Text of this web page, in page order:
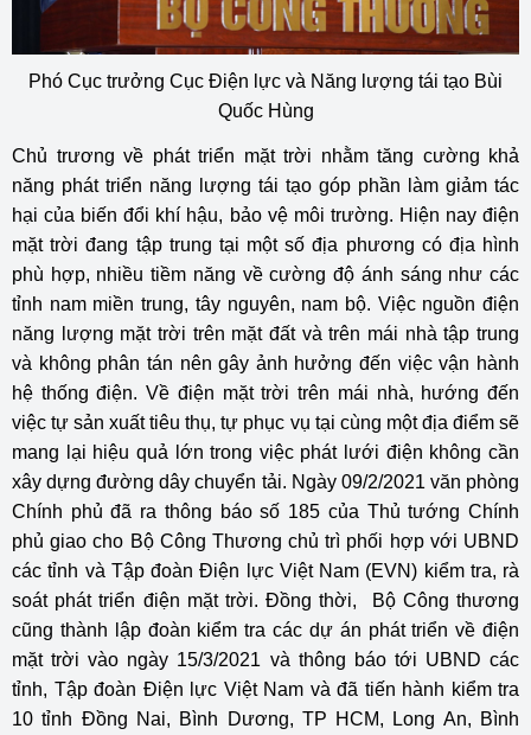
Phó Cục trưởng Cục Điện lực và Năng lượng tái tạo Bùi
Quốc Hùng
Chủ trương về phát triển mặt trời nhằm tăng cường khả
năng phát triển năng lượng tái tạo góp phần làm giảm tác
hại của biến đổi khí hậu, bảo vệ môi trường. Hiện nay điện
mặt trời đang tập trung tại một số địa phương có địa hình
phù hợp, nhiều tiềm năng về cường độ ánh sáng như các
tỉnh nam miền trung, tây nguyên, nam bộ. Việc nguồn điện
năng lượng mặt trời trên mặt đất và trên mái nhà tập trung
và không phân tán nên gây ảnh hưởng đến việc vận hành
hệ thống điện. Về điện mặt trời trên mái nhà, hướng đến
việc tự sản xuất tiêu thụ, tự phục vụ tại cùng một địa điểm sẽ
mang lại hiệu quả lớn trong việc phát lưới điện không cần
xây dựng đường dây chuyển tải. Ngày 09/2/2021 văn phòng
Chính phủ đã ra thông báo số 185 của Thủ tướng Chính
phủ giao cho Bộ Công Thương chủ trì phối hợp với UBND
các tỉnh và Tập đoàn Điện lực Việt Nam (EVN) kiểm tra, rà
soát phát triển điện mặt trời. Đồng thời, Bộ Công thương
cũng thành lập đoàn kiểm tra các dự án phát triển về điện
mặt trời vào ngày 15/3/2021 và thông báo tới UBND các
tỉnh, Tập đoàn Điện lực Việt Nam và đã tiến hành kiểm tra
10 tỉnh Đồng Nai, Bình Dương, TP HCM, Long An, Bình